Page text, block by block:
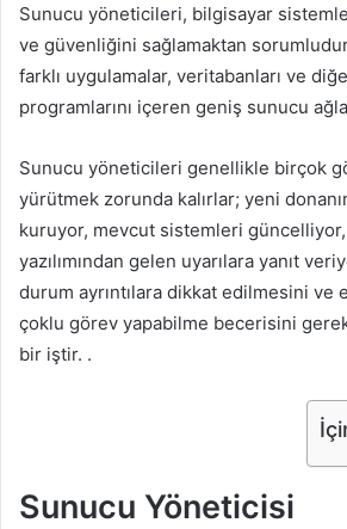
Sunucu yöneticileri, bilgisayar
ve güvenliğini sağlamaktan
farklı uygulamalar, veritabanları ve
programlarını içeren geniş sunucu
Sunucu yöneticileri genellikle birçok
yürütmek zorunda kalırlar; yeni
kuruyor, mevcut sistemleri
yazılımından gelen uyarılara yanıt
durum ayrıntılara dikkat edilmesini ve
çoklu görev yapabilme becerisini
bir iştir. .
Sunucu Yöneticisi